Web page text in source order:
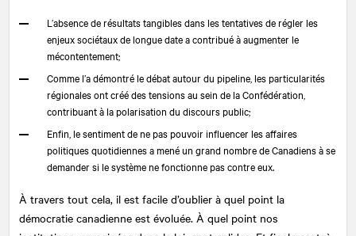
L’absence de résultats tangibles dans les tentatives de régler les
enjeux sociétaux de longue date a contribué à augmenter le
mécontentement;
Comme l’a démontré le débat autour du pipeline, les particularités
régionales ont créé des tensions au sein de la Confédération,
contribuant à la polarisation du discours public;
Enfin, le sentiment de ne pas pouvoir influencer les affaires
politiques quotidiennes a mené un grand nombre de Canadiens à se
demander si le système ne fonctionne pas contre eux.
À travers tout cela, il est facile d’oublier à quel point la
démocratie canadienne est évoluée. À quel point nos